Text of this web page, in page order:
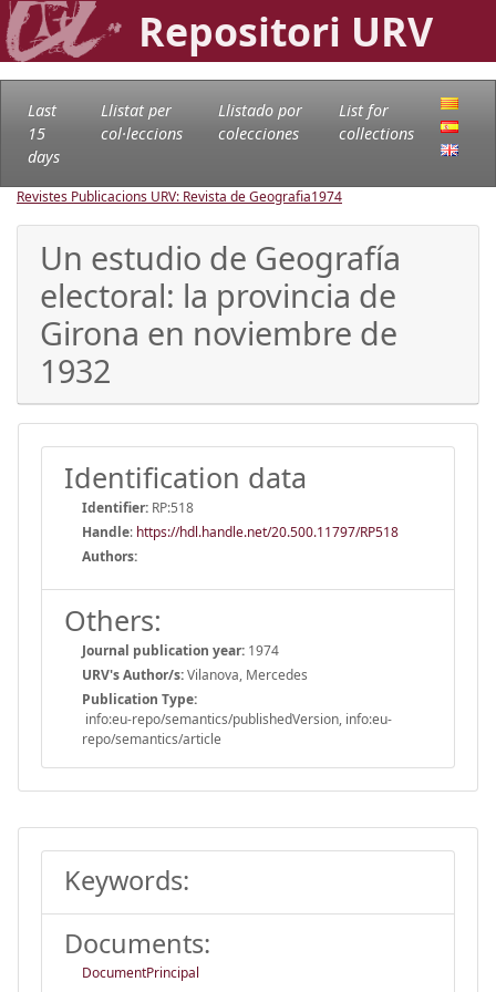
Repositori URV
Last
15
days
Llistat per
col·leccions
Llistado por
colecciones
List for
collections
Revistes Publicacions URV: Revista de Geografia1974
Un estudio de Geografía
electoral: la provincia de
Girona en noviembre de
1932
Identification data
Identifier: RP:518
Handle: https://hdl.handle.net/20.500.11797/RP518
Authors:
Others:
Journal publication year: 1974
URV's Author/s:Vilanova, Mercedes
Publication Type:
info:eu-repo/semantics/publishedVersion, info:eu-
repo/semantics/article
Keywords:
Documents:
DocumentPrincipal